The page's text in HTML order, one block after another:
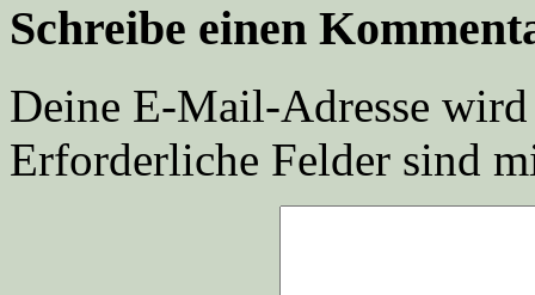
Schreibe einen
Deine E-Mail-Adresse
Erforderliche Felder sind